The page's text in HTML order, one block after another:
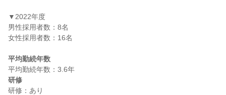
▼2022年度
男性採用者数：8名
女性採用者数：16名
平均勤続年数
研修
研修：あり